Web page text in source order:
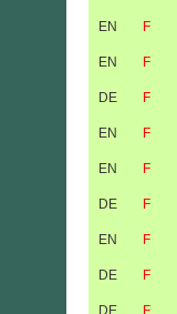
EN F
EN F
DE F
EN F
EN F
DE F
EN F
DE F
DE F